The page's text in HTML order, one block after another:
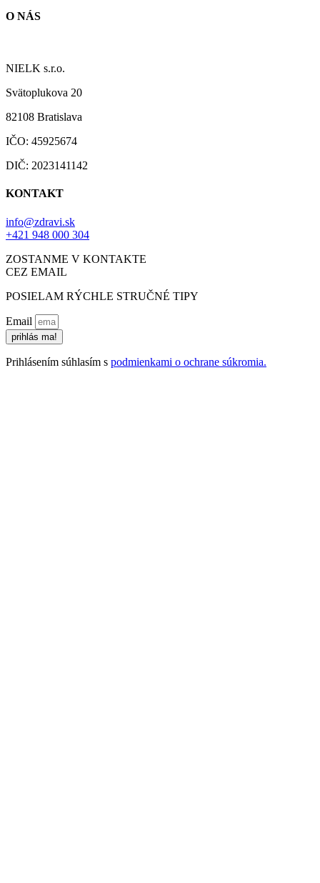
O NÁS
NIELK s.r.o.
Svätoplukova 20
82108 Bratislava
IČO: 45925674
DIČ: 2023141142
KONTAKT
info@zdravi.sk
+421 948 000 304
ZOSTANME V KONTAKTE
CEZ EMAIL
POSIELAM RÝCHLE STRUČNÉ TIPY
Email
prihlás ma!
Prihlásením súhlasím s podmienkami o ochrane súkromia.